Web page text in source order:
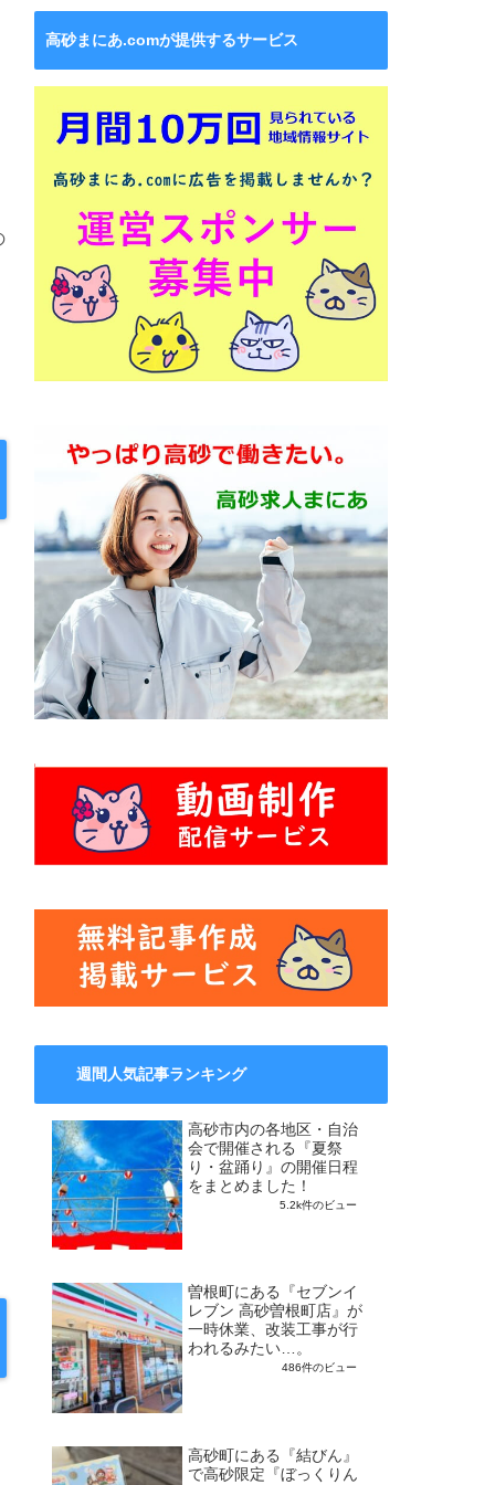
高砂まにあ.comが提供するサービス
週間人気記事ランキング
高砂市内の各地区・自治
会で開催される『夏祭
り・盆踊り』の開催日程
をまとめました！
5.2k件のビュー
曽根町にある『セブンイ
レブン 高砂曽根町店』が
一時休業、改装工事が行
われるみたい…。
486件のビュー
高砂町にある『結びん』
で高砂限定『ぼっくりん